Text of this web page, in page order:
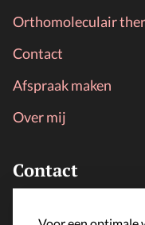
Orthomoleculair
Contact
Afspraak maken
Over mij
Contact
LijfLoket